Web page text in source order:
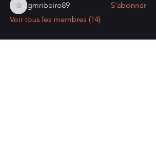
gmribeiro89
gmribeiro89
S'abonner
Voir tous les membres (14)